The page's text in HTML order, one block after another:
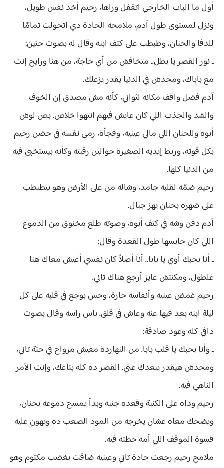
أول ما الباب الخارجي اتقفل وراها، رحيم أخد نفس طويل،
ونزل لمستوى طول آدم، ملامحه الحادة دي اتحولت تمامًا
للدفا والحنان، وطبطب على كتف ابنه وقال له بصوت حنين:
ـ نور القصر يا بطل.. متخافش من أي حاجة، من هنا ورايح إنت
مع باباك، ومحدش في الدنيا يقدر يزعلك.
آدم فضل واقف مكانه لثواني، كأنه مش مصدق إن الخوف
والشد والجذب اللي كان عايش فيهم انتهوا خلاص. بص لوش
أبوه وللحنان اللي مالي عينيه، وفجأة، رمى نفسه في حضن رحيم
بكل قوته، وربط إيديه الصغيرة حوالين رقبته وكأنه بيستخبى فيه
من الدنيا كلها.
رحيم ضمّه لقلبه جامد، وشاله من على الأرض وهو بيطبطب
على ضهره بحنان يهز جبال.
آدم دفن وشه في كتف أبوه، وصوته طلع مخنوق من الدموع
اللي كان حابسها طول القعدة وقال:
ـ أنا بحبك أوي يا بابا.. أنا أصلاً كان نفسي أعيش معاك هنا
علطول، ومكنتش عايز أرجع هناك تاني.
رحيم غمض عينيه وأنفاسه حارة، وحس بوجع في قلبه على كل
ليلة ابنه بعد فيها عنه وعاش في قلق. باس راسه وقال بصوت
دافي كله وعود صادقة:
ـ وأنا بحبك يا قلب بابا. من النهاردة مفيش مرواح في حتة تاني،
ومحدش هيقدر يبعدك عني. القصر ده كله بتاعك، وإنت الآمر
الناهي فيه.
رحيم وداه على الكنبة وقعده جنبه وبدأ يمسح دموعه بحنان،
ويضحك معاه عشان يخرجه من المود الصعب ده ويهون عليه
قسوة الموقف اللي أمه حطته فيه.
ملامح رحيم رجعت حادة تاني وعينيه ضاقت بغضب مكتوم وهو